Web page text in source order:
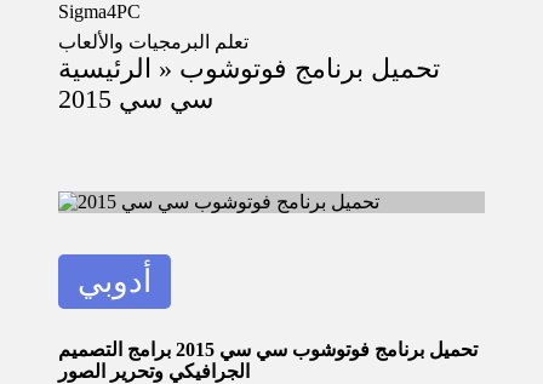
Sigma4PC
تعلم البرمجيات والألعاب
الرئيسية » تحميل برنامج فوتوشوب
سي سي 2015
Posted
in
أدوبي
تحميل برنامج فوتوشوب سي سي 2015 برامج التصميم
الجرافيكي وتحرير الصور